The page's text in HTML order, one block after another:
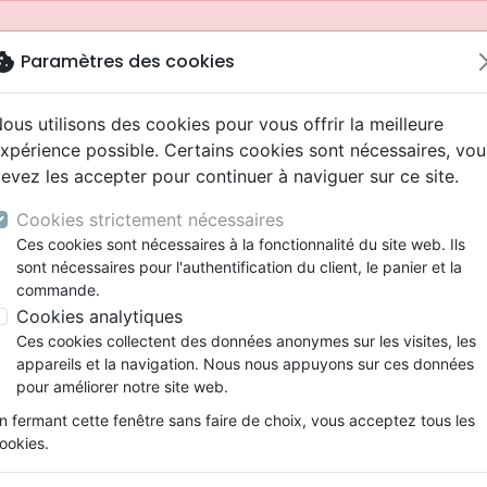
Nouveautés
Testaments
Etude biblique
Segond
Darby
Bandes dessinées
Souffrance, Relation d'aide
Ethique, société, politique
ans
Adolescents, jeunes
Latino, Folk
Soul
Rap, Hip-hop
Louange, Adoration
Pop, Rock
animés
conférences
Films, fiction
Jeux
Papeterie
depuis votre pays (United States).
21 Journal de bord - couverture souple, toile
Paramètres des cookies
utilisons des cookies pour vous offrir la meilleure
possible. Certains cookies sont nécessaires,
les accepter pour continuer à naviguer sur ce site.
Cookies strictement nécessaires
Ces cookies sont nécessaires à la fonctionnalité du site web. Ils
sont nécessaires pour l'authentification du client, le panier et la
commande.
Cookies analytiques
Ces cookies collectent des données anonymes sur les visites, les
appareils et la navigation. Nous nous appuyons sur ces données
pour améliorer notre site web.
fermant cette fenêtre sans faire de choix, vous acceptez tous les